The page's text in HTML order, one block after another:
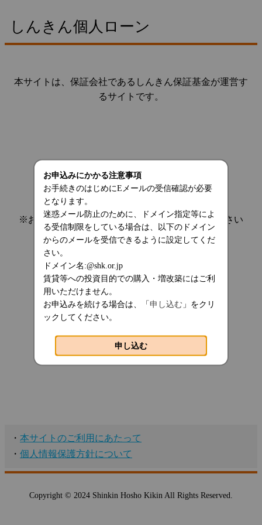
しんきん個人ローン
本サイトは、保証会社であるしんきん保証基金が運営す
るサイトです。
※お手続きを中断する場合は、画面を閉じてください
お申込みにかかる注意事項
お手続きのはじめにEメールの受信確認が必要
となります。
迷惑メール防止のために、ドメイン指定等によ
る受信制限をしている場合は、以下のドメイン
からのメールを受信できるように設定してくだ
さい。
ドメイン名:@shk.or.jp
賃貸等への投資目的での購入・増改築にはご利
用いただけません。
お申込みを続ける場合は、「申し込む 」をクリ
ックしてください。
申し込む
・ 本サイトのご利用にあたって
・ 個人情報保護方針について
Copyright © 2024 Shinkin Hosho Kikin All Rights Reserved.